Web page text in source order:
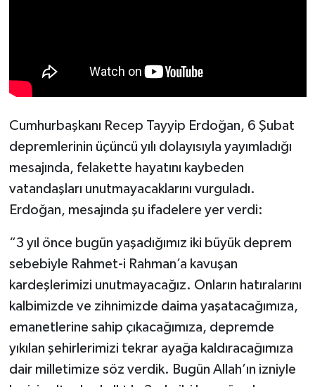
Cumhurbaşkanı Recep Tayyip Erdoğan, 6 Şubat
depremlerinin üçüncü yılı dolayısıyla yayımladığı
mesajında, felakette hayatını kaybeden
vatandaşları unutmayacaklarını vurguladı.
Erdoğan, mesajında şu ifadelere yer verdi:
“3 yıl önce bugün yaşadığımız iki büyük deprem
sebebiyle Rahmet-i Rahman’a kavuşan
kardeşlerimizi unutmayacağız. Onların hatıralarını
kalbimizde ve zihnimizde daima yaşatacağımıza,
emanetlerine sahip çıkacağımıza, depremde
yıkılan şehirlerimizi tekrar ayağa kaldıracağımıza
dair milletimize söz verdik. Bugün Allah’ın izniyle